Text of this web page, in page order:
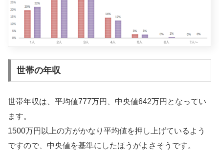
世帯の年収
世帯年収は、平均値777万円、中央値642万円となってい
ます。
1500万円以上の方がかなり平均値を押し上げているよう
ですので、中央値を基準にしたほうがよさそうです。